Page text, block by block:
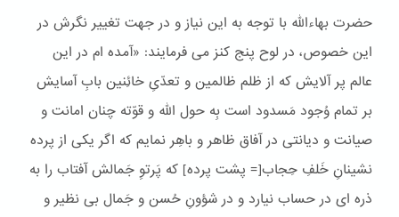
حضرت بهاءالله با توجه به این نیاز و در جهت تغییر نگرش در
این خصوص، در لوح پنج کنز می فرمایند: «آمده ام در این
عالم پر آلایش که از ظلم ظالمین و تعدّیِ خائِنین بابِ آسایش
بر تمام وُجود مَسدود است بِه حول الله و قوّته چنان امانت و
صیانت و دیانتی در آفاق ظاهر و باهِر نمایم که اگر یکی از پرده
نشینانِ خَلفِ حِجاب[= پشت پرده] که پَرتوِ جَمالش آفتاب را به
ذره ای در حساب نیارد و در شؤونِ حُسن و جَمال بی نظیر و